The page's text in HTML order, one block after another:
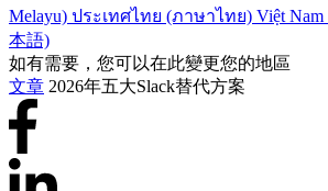
Melayu) ประเทศไทย (ภาษาไทย) Việt Nam
本語)
如有需要，您可以在此變更您的地區
文章 2026年五大Slack替代方案